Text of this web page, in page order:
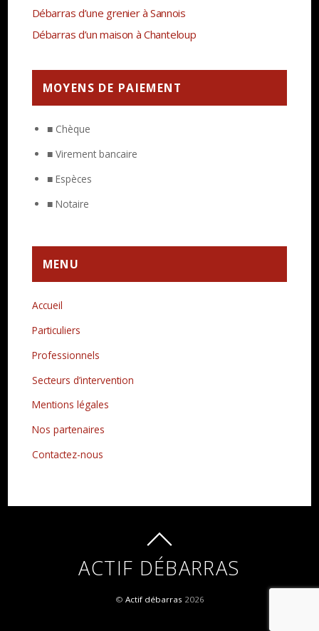
Débarras d’une grenier à Sannois
Débarras d’un maison à Chanteloup
MOYENS DE PAIEMENT
■ Chèque
■ Virement bancaire
■ Espèces
■ Notaire
MENU
Accueil
Particuliers
Professionnels
Secteurs d’intervention
Mentions légales
Nos partenaires
Contactez-nous
ACTIF DÉBARRAS
© Actif débarras 2026